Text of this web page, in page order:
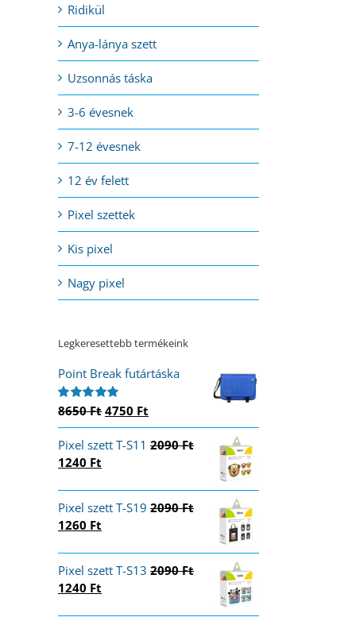
Ridikül
Anya-lánya szett
Uzsonnás táska
3-6 évesnek
7-12 évesnek
12 év felett
Pixel szettek
Kis pixel
Nagy pixel
Legkeresettebb termékeink
Point Break futártáska
Értékelés:
8650Ft Original
price
was:
4750 Ft
price
is:
Pixel szett T-S11 2090Ft
Original
2090 Ft.
1240 Ft
1240 Ft.
Pixel szett T-S19 2090Ft
Original
2090 Ft.
1260 Ft
1260 Ft.
Pixel szett T-S13 2090Ft
Original
1240 Ft